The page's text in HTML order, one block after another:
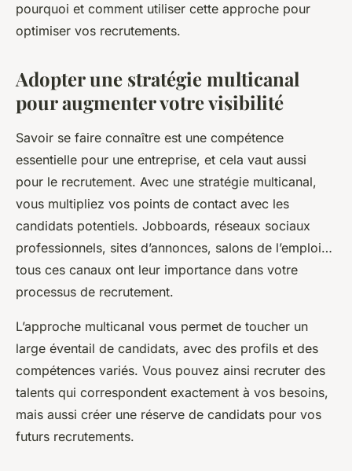
léonne•25 avril 2024•6 min de lecture
pourquoi et comment utiliser cette approche pour
optimiser vos recrutements.
Adopter une stratégie multicanal
pour augmenter votre visibilité
Savoir se faire connaître est une compétence
essentielle pour une entreprise, et cela vaut aussi
pour le recrutement. Avec une stratégie multicanal,
vous multipliez vos points de contact avec les
candidats potentiels. Jobboards, réseaux sociaux
professionnels, sites d’annonces, salons de l’emploi…
tous ces canaux ont leur importance dans votre
processus de recrutement.
L’approche multicanal vous permet de toucher un
large éventail de candidats, avec des profils et des
compétences variés. Vous pouvez ainsi recruter des
talents qui correspondent exactement à vos besoins,
mais aussi créer une réserve de candidats pour vos
futurs recrutements.